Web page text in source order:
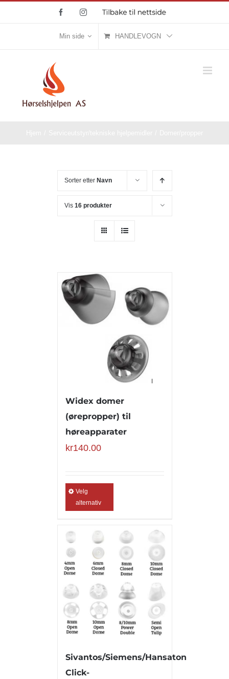
FacebookInstagram
Tilbake
Min side HANDLEVOGN
Sorter etter Navn
Vis 16 produkter
Widex domer
(ørepropper) til
høreapparater
kr140.00
Velg
alternativ
Sivantos/Siemens/Hansaton
Click-